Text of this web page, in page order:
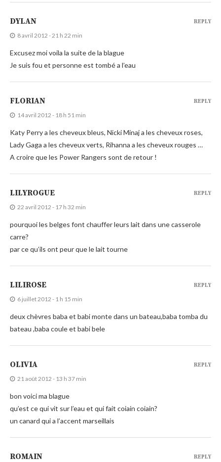
DYLAN
8 avril 2012 - 21 h 22 min
Excusez moi voila la suite de la blague
Je suis fou et personne est tombé a l’eau
REPLY
FLORIAN
14 avril 2012 - 18 h 51 min
Katy Perry a les cheveux bleus, Nicki Minaj a les cheveux roses,
Lady Gaga a les cheveux verts, Rihanna a les cheveux rouges …
A croire que les Power Rangers sont de retour !
REPLY
LILYROGUE
22 avril 2012 - 17 h 32 min
pourquoi les belges font chauffer leurs lait dans une casserole
carre?
par ce qu’ils ont peur que le lait tourne
REPLY
LILIROSE
6 juillet 2012 - 1 h 15 min
deux chèvres baba et babi monte dans un bateau,baba tomba du
bateau ,baba coule et babi bele
REPLY
OLIVIA
21 août 2012 - 13 h 37 min
bon voici ma blague
qu’est ce qui vit sur l’eau et qui fait coiain coiain?
un canard qui a l’accent marseillais
REPLY
ROMAIN REPLY